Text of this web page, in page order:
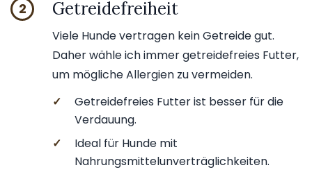
2 Getreidefreiheit
Viele Hunde vertragen kein Getreide gut.
Daher wähle ich immer getreidefreies Futter,
um mögliche Allergien zu vermeiden.
✓
Getreidefreies Futter ist besser für die
Verdauung.
✓
Ideal für Hunde mit
Nahrungsmittelunverträglichkeiten.